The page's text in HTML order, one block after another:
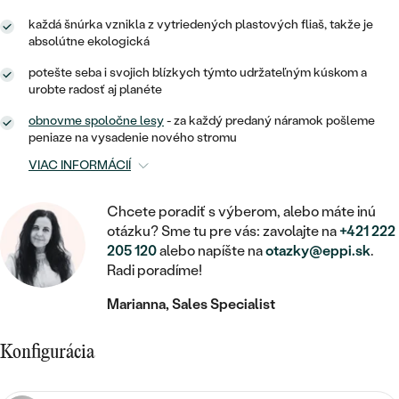
S VÝPLŇOU
SVADOBNÉ SETY
PODĽA CENY
LUXUSNÉ
ZAČAŤ S LABGROWN DIAMANTOM
ZAČAŤ S FAREBNÝM DIAMANTOM
PODĽA DRAHOKAMU
LAB GROWN DIAMANT
MOISSANIT
FAREBNÝ DIAMANT
ČIERNY DIAMANT
DETSKÉ ŠPERKY
BROŠNE
DOPLNKY
PODĽA MATERIÁLU
ZLATÉ
STRIEBORNÉ
PLATINOVÉ
PODĽA DRAHOKAMU
S DIAMANTMI
S DIAMANTMI
S PERLAMI
PODĽA CENY
MEDAILÓNY
RETIAZKY
V TVARE SRDCA
SO ZVIERATAMI
PODĽA DRAHOKAMU
S DIAMANTMI
S DRAHOKAMAMI
S PERLAMI
PODĽA CENY
PEČATNÉ
PERSONALIZOVANÉ
PODĽA DRAHOKAMU
S DRAHOKAMAMI
S PERLAMI
CENOVO DOSTUPNÉ
každá šnúrka vznikla z vytriedených plastových fliaš, takže je
absolútne ekologická
potešte seba i svojich blízkych týmto udržateľným kúskom a
urobte radosť aj planéte
obnovme spoločne lesy- za každý predaný náramok pošleme
peniaze na vysadenie nového stromu
VIAC INFORMÁCIÍ
Chcete poradiť s výberom, alebo máte inú
otázku? Sme tu pre vás: zavolajte na+421 222
205 120alebo napíšte naotazky@eppi.sk.
Radi poradíme!
Marianna, Sales Specialist
Konfigurácia